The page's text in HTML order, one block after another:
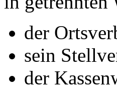
der
sein
der